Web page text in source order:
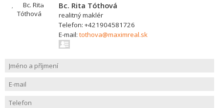
Bc. Rita Tóthová
realitný maklér
Telefon: +421904581726
E-mail: tothova@maximreal.sk